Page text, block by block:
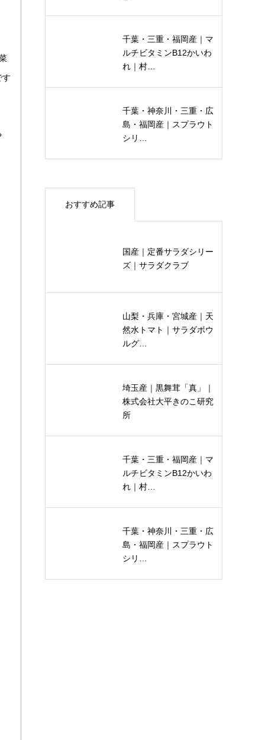
す
千葉・三重・福岡産｜マ
ルチビタミンB12かいわ
れ｜村…
千葉・神奈川・三重・広
島・福岡産｜スプラウト
シリ…
おすすめ記事
国産｜定番サラダシリー
ズ｜サラダクラブ
山梨・兵庫・宮城産｜天
然水トマト｜サラダボウ
ルグ…
埼玉産｜黒舞茸「真」｜
株式会社大平きのこ研究
所
千葉・三重・福岡産｜マ
ルチビタミンB12かいわ
れ｜村…
千葉・神奈川・三重・広
島・福岡産｜スプラウト
シリ…